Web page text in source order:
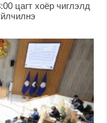
цагт хоёр чиглэлд